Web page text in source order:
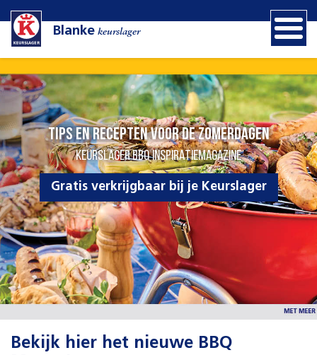
Blankekeurslager
Tips en recepten voor de zomerdagen
KEURSLAGER BBQ INSPIRATIEMAGAZINE
Gratis verkrijgbaar bij je Keurslager
Bekijk hier het nieuwe BBQ